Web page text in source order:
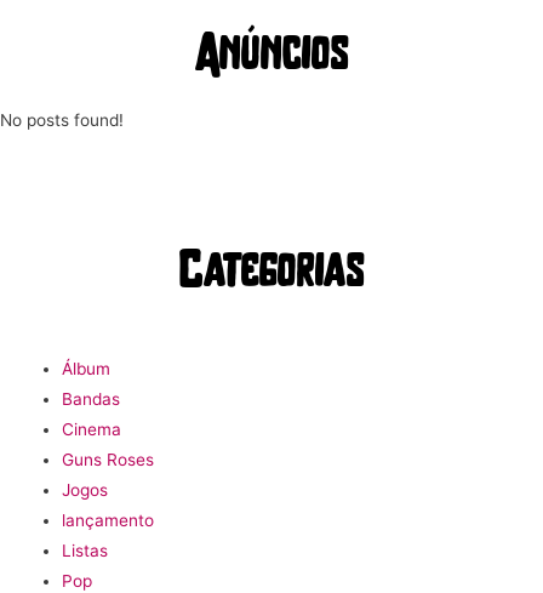
Anúncios
No posts found!
Categorias
Álbum
Bandas
Cinema
Guns Roses
Jogos
lançamento
Listas
Pop